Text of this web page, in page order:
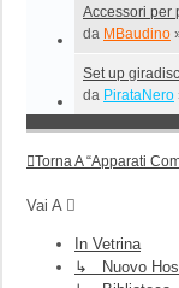
Accessori per
da MBaudino
Set up
da PirataNero
Torna A “Apparati
Vai A
In Vetrina
↳ Nuovo